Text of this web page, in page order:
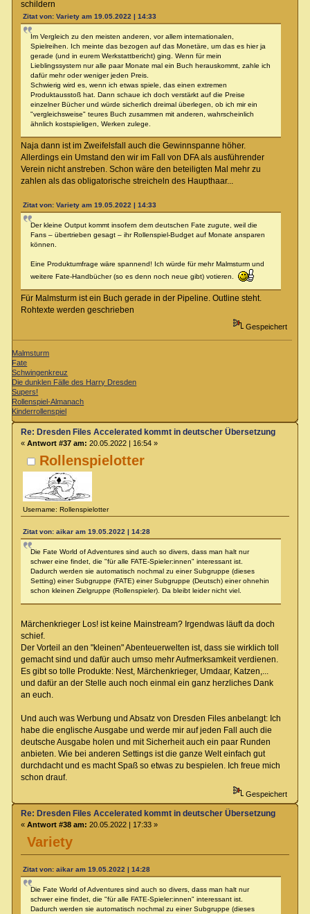
schildern
Zitat von: Variety am 19.05.2022 | 14:33
Im Vergleich zu den meisten anderen, vor allem internationalen,
Spielreihen. Ich meinte das bezogen auf das Monetäre, um das es hier ja
gerade (und in eurem Werkstattbericht) ging. Wenn für mein
Lieblingssystem nur alle paar Monate mal ein Buch herauskommt, zahle ich
dafür mehr oder weniger jeden Preis.
Schwierig wird es, wenn ich etwas spiele, das einen extremen
Produktausstoß hat. Dann schaue ich doch verstärkt auf die Preise
einzelner Bücher und würde sicherlich dreimal überlegen, ob ich mir ein
"vergleichsweise" teures Buch zusammen mit anderen, wahrscheinlich
ähnlich kostspieligen, Werken zulege.
Naja dann ist im Zweifelsfall auch die Gewinnspanne höher.
Allerdings ein Umstand den wir im Fall von DFA als ausführender
Verein nicht anstreben. Schon wäre den beteiligten Mal mehr zu
zahlen als das obligatorische streicheln des Haupthaar...
Zitat von: Variety am 19.05.2022 | 14:33
Der kleine Output kommt insofern dem deutschen Fate zugute, weil die
Fans – übertrieben gesagt – ihr Rollenspiel-Budget auf Monate ansparen
können.
Eine Produktumfrage wäre spannend! Ich würde für mehr Malmsturm und
weitere Fate-Handbücher (so es denn noch neue gibt) votieren.
Für Malmsturm ist ein Buch gerade in der Pipeline. Outline steht.
Rohtexte werden geschrieben
Gespeichert
Malmsturm
Fate
Schwingenkreuz
Die dunklen Fälle des Harry Dresden
Supers!
Rollenspiel-Almanach
Kinderrollenspiel
Rollenspielotter
Username: Rollenspielotter
Re: Dresden Files Accelerated kommt in deutscher Übersetzung
« Antwort #37 am: 20.05.2022 | 16:54 »
Zitat von: aikar am 19.05.2022 | 14:28
Die Fate World of Adventures sind auch so divers, dass man halt nur
schwer eine findet, die "für alle FATE-Spieler:innen" interessant ist.
Dadurch werden sie automatisch nochmal zu einer Subgruppe (dieses
Setting) einer Subgruppe (FATE) einer Subgruppe (Deutsch) einer ohnehin
schon kleinen Zielgruppe (Rollenspieler). Da bleibt leider nicht viel.
Märchenkrieger Los! ist keine Mainstream? Irgendwas läuft da doch
schief.
Der Vorteil an den "kleinen" Abenteuerwelten ist, dass sie wirklich toll
gemacht sind und dafür auch umso mehr Aufmerksamkeit verdienen.
Es gibt so tolle Produkte: Nest, Märchenkrieger, Umdaar, Katzen,...
und dafür an der Stelle auch noch einmal ein ganz herzliches Dank
an euch.
Und auch was Werbung und Absatz von Dresden Files anbelangt: Ich
habe die englische Ausgabe und werde mir auf jeden Fall auch die
deutsche Ausgabe holen und mit Sicherheit auch ein paar Runden
anbieten. Wie bei anderen Settings ist die ganze Welt einfach gut
durchdacht und es macht Spaß so etwas zu bespielen. Ich freue mich
schon drauf.
Gespeichert
Variety
Re: Dresden Files Accelerated kommt in deutscher Übersetzung
« Antwort #38 am: 20.05.2022 | 17:33 »
Zitat von: aikar am 19.05.2022 | 14:28
Die Fate World of Adventures sind auch so divers, dass man halt nur
schwer eine findet, die "für alle FATE-Spieler:innen" interessant ist.
Dadurch werden sie automatisch nochmal zu einer Subgruppe (dieses